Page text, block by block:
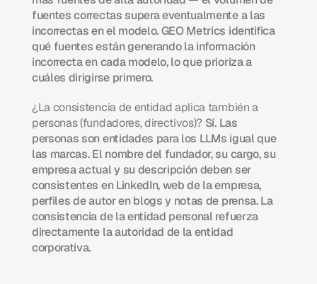
fuentes correctas supera eventualmente a las
incorrectas en el modelo. GEO Metrics identifica
qué fuentes están generando la información
incorrecta en cada modelo, lo que prioriza a
cuáles dirigirse primero.
¿La consistencia de entidad aplica también a
personas (fundadores, directivos)? Sí. Las
personas son entidades para los LLMs igual que
las marcas. El nombre del fundador, su cargo, su
empresa actual y su descripción deben ser
consistentes en LinkedIn, web de la empresa,
perfiles de autor en blogs y notas de prensa. La
consistencia de la entidad personal refuerza
directamente la autoridad de la entidad
corporativa.